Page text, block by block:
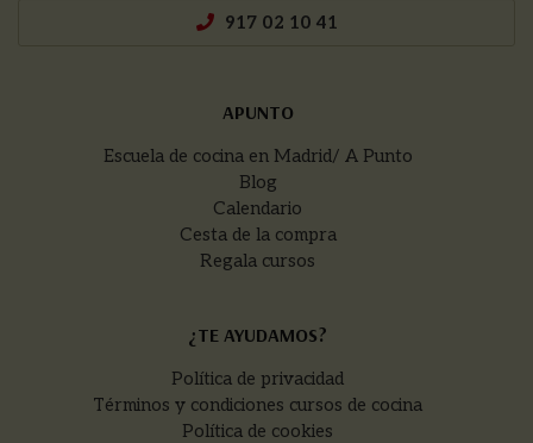
917 02 10 41
APUNTO
Escuela de cocina en Madrid/ A Punto
Blog
Calendario
Cesta de la compra
Regala cursos
¿TE AYUDAMOS?
Política de privacidad
Términos y condiciones cursos de cocina
Política de cookies